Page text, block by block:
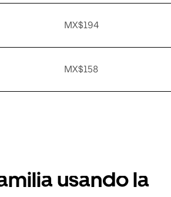
MX$194
MX$158
usando la